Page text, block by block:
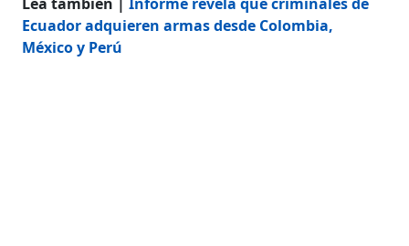
Ecuador adquieren armas desde Colombia,
México y Perú